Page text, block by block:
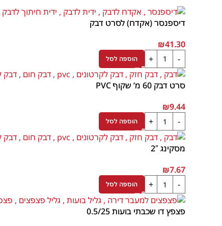
דיספנסר (אקדח) לסרט דבק
₪41.30
הוספה לסל
סרט דבק 60 מ’ שקוף PVC
₪9.44
הוספה לסל
מסקינג 2″
₪7.67
הוספה לסל
פצפץ דו שכבתי בועות 0.5/25